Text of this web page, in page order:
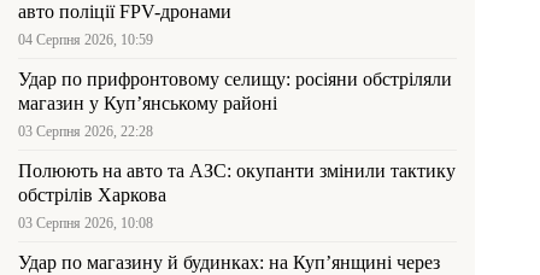
авто поліції FPV-дронами
04 Серпня 2026, 10:59
Удар по прифронтовому селищу: росіяни обстріляли
магазин у Куп’янському районі
03 Серпня 2026, 22:28
Полюють на авто та АЗС: окупанти змінили тактику
обстрілів Харкова
03 Серпня 2026, 10:08
Удар по магазину й будинках: на Куп’янщині через